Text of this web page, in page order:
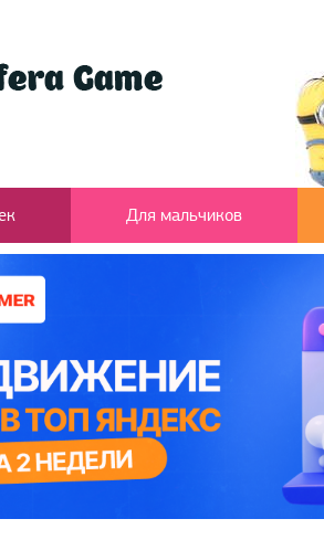
Для мальчиков